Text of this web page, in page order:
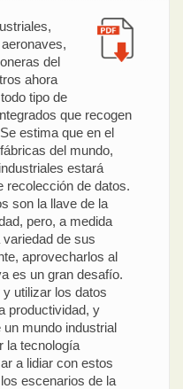
del
ahora
tipo de
que recogen
estima que en el
del mundo,
estará
recolección de datos.
son la llave de la
pero, a medida
de sus
aprovecharlos al
es un gran desafío.
utilizar los datos
productividad, y
mundo industrial
la tecnología
a lidiar con estos
escenarios de la